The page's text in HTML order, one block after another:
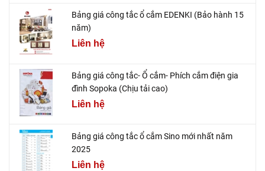
Bảng giá công tắc ổ cắm EDENKI (Bảo hành 15
năm)
Liên hệ
Bảng giá công tắc- Ổ cắm- Phích cắm điện gia
đình Sopoka (Chịu tải cao)
Liên hệ
Bảng giá công tắc ổ cắm Sino mới nhất năm
2025
Liên hệ